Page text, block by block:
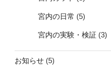
宮内の日常 (5)
宮内の実験・検証 (3)
お知らせ (5)